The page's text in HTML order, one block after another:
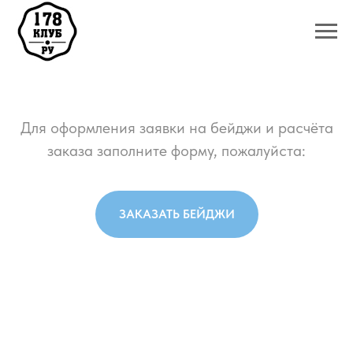
Для оформления заявки на бейджи и расчёта
заказа заполните форму, пожалуйста:
ЗАКАЗАТЬ БЕЙДЖИ